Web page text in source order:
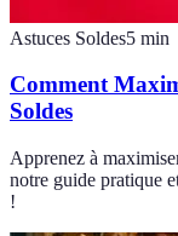
Astuces Soldes5 min
Comment
Soldes
Apprenez à
notre guide pratique
!